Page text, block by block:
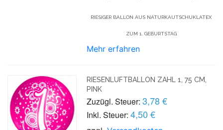
RIESIGER BALLON AUS NATURKAUTSCHUKLATEX
ZUM 1. GEBURTSTAG
Mehr erfahren
RIESENLUFTBALLON ZAHL 1, 75 CM,
PINK
Zuzügl. Steuer: 3,78 €
Inkl. Steuer: 4,50 €